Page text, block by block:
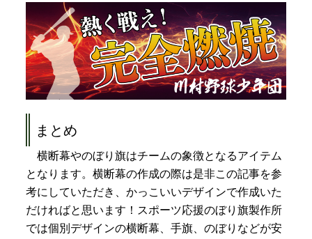
まとめ
横断幕やのぼり旗はチームの象徴となるアイテム
となります。横断幕の作成の際は是非この記事を参
考にしていただき、かっこいいデザインで作成いた
だければと思います！スポーツ応援のぼり旗製作所
では個別デザインの横断幕、手旗、のぼりなどが安